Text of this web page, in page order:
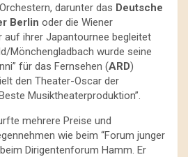
darunter das Deutsche
Berlin oder die Wiener
auf ihrer Japantournee begleitet
Mönchengladbach wurde seine
für das Fernsehen (ARD)
den Theater-Oscar der
Musiktheaterproduktion”.
mehrere Preise und
wie beim “Forum junger
Dirigentenforum Hamm. Er